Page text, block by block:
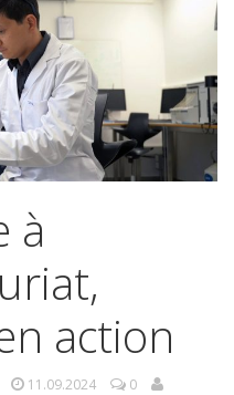
à
action
11.09.2024
0